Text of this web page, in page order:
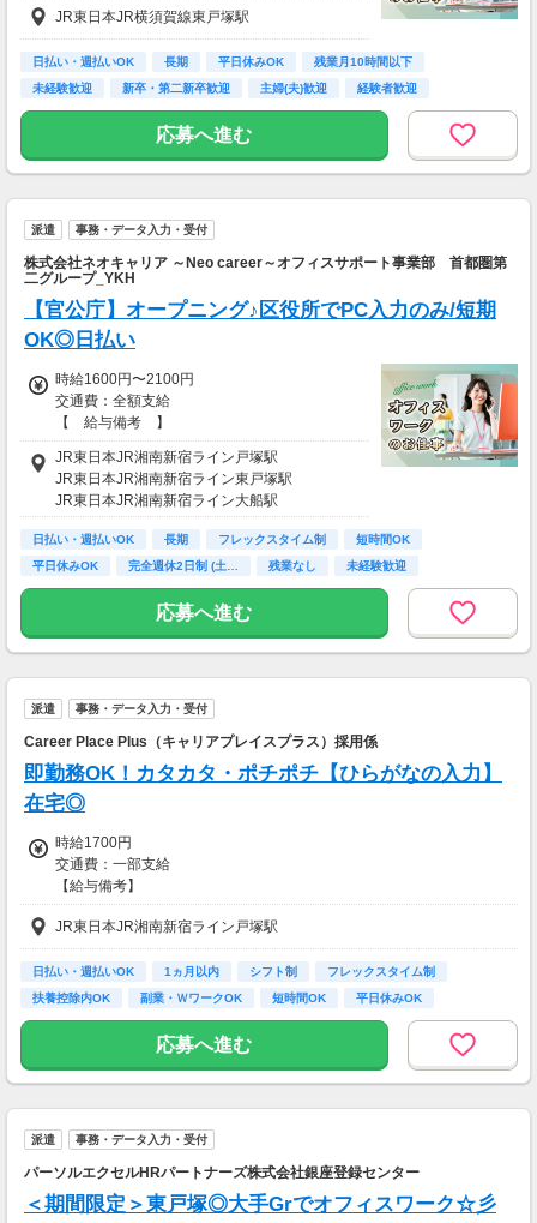
月収例 21万3150円 時給1470円×実働7h15m×
週5日×4週
※月収例を保証するものではありません。
※給与即受取りサービス利用可（利用条件有）
JR東日本JR横須賀線東戸塚駅
日払い・週払いOK 長期 平日休みOK
残業月10時間以下
未経験歓迎
新卒・第二新卒歓迎 主婦(夫)歓迎
経験者歓迎
ＰＣスキル不要
応募へ進む
派遣 事務・データ入力・受付
株式会社ネオキャリア ～Neo career～オフィスサポート事業部 首都圏第
二グループ_YKH
【官公庁】オープニング♪区役所でPC入力のみ/短期
OK◎日払い
時給1600円〜2100円
交通費：全額支給
【 給与備考 】
◎日払いOK
お給料発生後にケータイ・スマホからのらくら
く申請で
自分の好きなタイミングで給与引き落としが可
★すべてのお仕事で
別途交通費を支給させていただきます♪
※詳細は面談時にお伝えします
JR東日本JR湘南新宿ライン戸塚駅
JR東日本JR湘南新宿ライン東戸塚駅
JR東日本JR湘南新宿ライン大船駅
日払い・週払いOK 長期 フレックスタイム制
短時間OK
平日休みOK
完全週休2日制 (土… 残業なし
未経験歓迎
新卒・第二新卒歓迎
応募へ進む
派遣 事務・データ入力・受付
Career Place Plus（キャリアプレイスプラス）採用係
即勤務OK！カタカタ・ポチポチ【ひらがなの入力】
在宅◎
時給1700円
交通費：一部支給
【給与備考】
■昇給あり
■日払い・週払い・先払いもOK
■充実の研修あり◎
座学1ヵ月（もちろん給与は同じ）を含む、
”超”丁寧な研修を行っています！
一切ありません。
ご安心くださいね！
毎月季節のイベントがたくさん。
急な出費でお財布がピンチ！！
即払い・週払い制度があるので安心♪
JR東日本JR湘南新宿ライン戸塚駅
日払い・週払いOK 1ヵ月以内 シフト制
フレックスタイム制
扶養控除内OK
副業・ＷワークOK 短時間OK
平日休みOK
完全週休2日制 (土…
応募へ進む
派遣 事務・データ入力・受付
パーソルエクセルHRパートナーズ株式会社銀座登録センター
＜期間限定＞東戸塚◎大手Grでオフィスワーク☆彡